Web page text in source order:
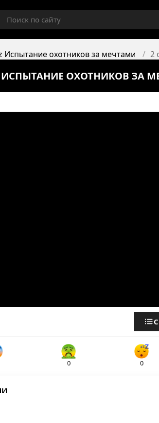
Испытание охотников за мечтами 2
ИСПЫТАНИЕ ОХОТНИКОВ
0 0